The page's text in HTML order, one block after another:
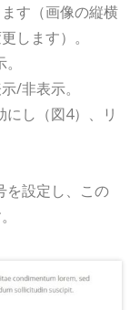
す（画像の縦横
します）。
/非表示。
にし（図4）、リ
を設定し、この